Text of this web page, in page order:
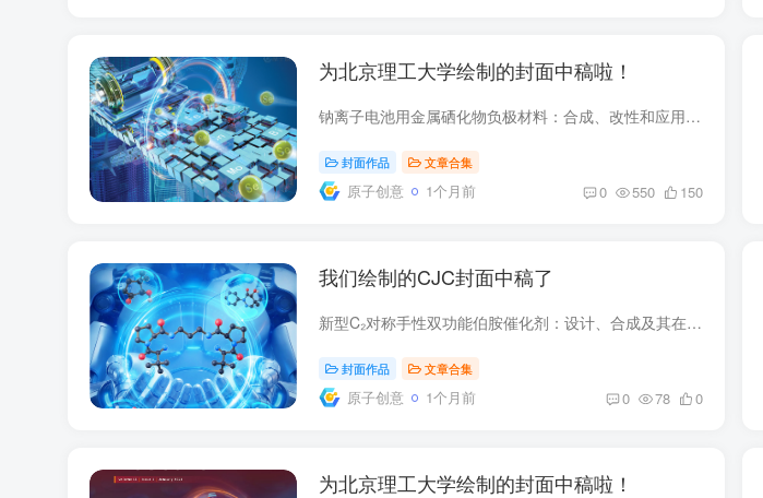
为北京理工大学绘制的封面中稿啦！
钠离子电池用金属硒化物负极材料：合成、改性和应用 金属硒化物 （MSex） 引起了广泛的兴趣。在货号中2206194、Yu Li、Ying Bai、Chuan Wu 及其同事全面综述了各种 MSe 的合成方法、修饰策略、...
封面作品 文章合集
原子创意 1个月前 0 550 150
我们绘制的CJC封面中稿了
新型C₂对称手性双功能伯胺催化剂：设计、合成及其在不对称羟醛反应中的应用α-支链醛与α-羰基醛的羟醛反应是一类重要的有机合成反应，可直接构建含有季碳中心的高价值手性1,4-二羰基化合物。...
封面作品 文章合集
原子创意 1个月前 0 78 0
为北京理工大学绘制的封面中稿啦！